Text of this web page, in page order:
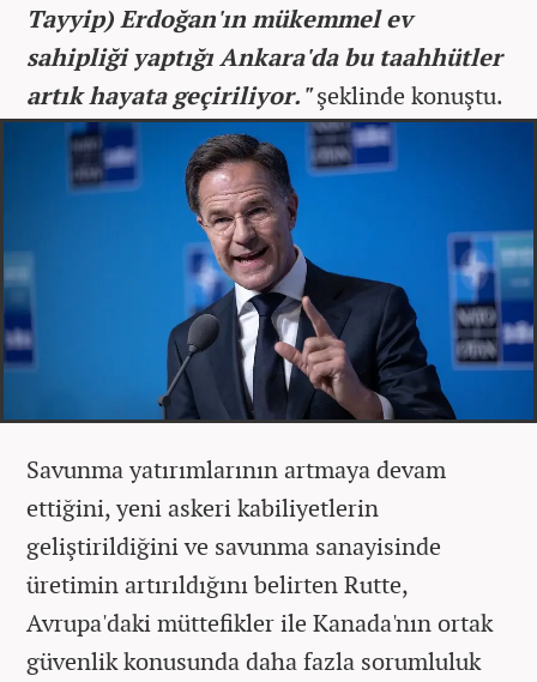
Tayyip) Erdoğan'ın mükemmel ev
sahipliği yaptığı Ankara'da bu taahhütler
artık hayata geçiriliyor."şeklinde konuştu.
Savunma yatırımlarının artmaya devam
ettiğini, yeni askeri kabiliyetlerin
geliştirildiğini ve savunma sanayisinde
üretimin artırıldığını belirten Rutte,
Avrupa'daki müttefikler ile Kanada'nın ortak
güvenlik konusunda daha fazla sorumluluk